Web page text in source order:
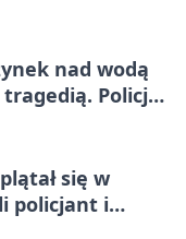
nad wodą
Policja
się w
policjant i